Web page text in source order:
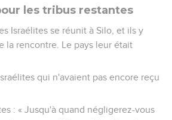
les tribus restantes
Israélites se réunit à Silo, et ils y
la rencontre. Le pays leur était
qui n'avaient pas encore reçu
: « Jusqu'à quand négligerez-vous